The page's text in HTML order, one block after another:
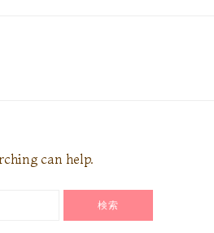
can help.